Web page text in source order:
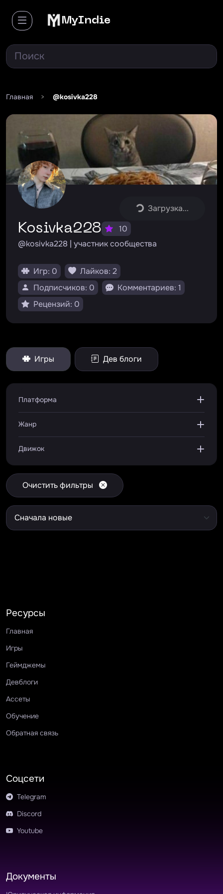
MyIndie
Главная > @kosivka228
Загрузка...
kosivka228
10
@kosivka228 | участник сообщества
Игр: 0
Лайков: 2
Подписчиков: 0
Комментариев: 1
Рецензий: 0
Игры Дев блоги
Платформа
Жанр
Движок
Очистить фильтры
Ресурсы
Главная
Игры
Геймджемы
Девблоги
Ассеты
Обучение
Обратная связь
Соцсети
Telegram
Discord
Youtube
Документы